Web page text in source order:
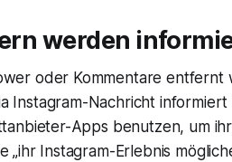
werden
oder Kommentare
Instagram-Nachricht
Apps benutzen, um
Instagram-Erlebnis